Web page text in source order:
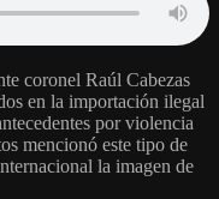
coronel Raúl Cabezas
en la importación ilegal
por violencia
mencionó este tipo de
la imagen de